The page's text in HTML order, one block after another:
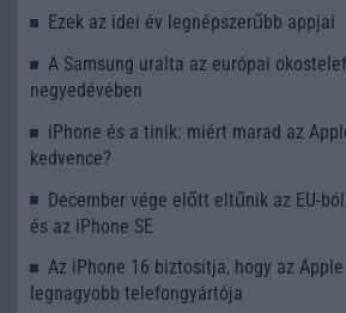
Ezek az idei év legnépszerűbb appjai
A Samsung uralta az európai
negyedévében
iPhone és a tinik: miért marad az
kedvence?
December vége előtt eltűnik az EU-
és az iPhone SE
Az iPhone 16 biztosítja, hogy az
legnagyobb telefongyártója